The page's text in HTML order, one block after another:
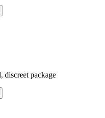
discreet package